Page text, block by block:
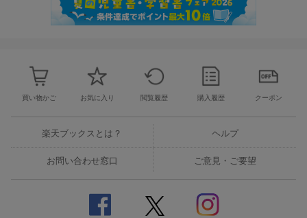
買い物かご お気に入り 閲覧履歴 購入履歴 クーポン
楽天ブックスとは？ ヘルプ
お問い合わせ窓口 ご意見・ご要望